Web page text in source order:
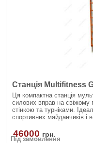
Станція Multifitness
Ця компактна станція
силових вправ на свіжому
стінкою та турніками.
спортивних майданчиків і
Під замовлення
46000 грн.